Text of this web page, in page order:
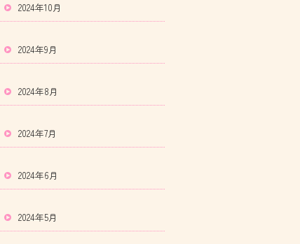
2024年10月
2024年9月
2024年8月
2024年7月
2024年6月
2024年5月